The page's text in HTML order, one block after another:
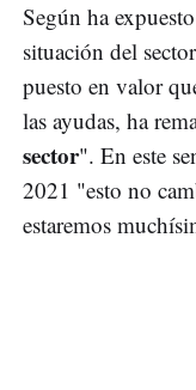
Según ha
situación del
puesto en valor
las ayudas, ha
sector". En este
2021 "esto no
estaremos